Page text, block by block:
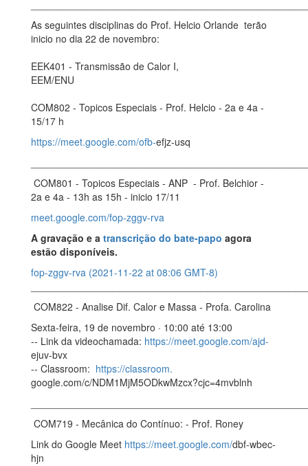
As seguintes disciplinas do Prof. Helcio Orlande terão
inicio no dia 22 de novembro:
EEK401 - Transmissão de Calor I,
EEM/ENU
COM802 - Topicos Especiais - Prof. Helcio - 2a e 4a -
15/17 h
https://meet.google.com/ofb-efjz-usq
COM801 - Topicos Especiais - ANP - Prof. Belchior -
2a e 4a - 13h as 15h - inicio 17/11
meet.google.com/fop-zggv-rva
A gravação e a transcrição do bate-papo agora
estão disponíveis.
fop-zggv-rva (2021-11-22 at 08:06 GMT-8)
COM822 - Analise Dif. Calor e Massa - Profa. Carolina
Sexta-feira, 19 de novembro · 10:00 até 13:00
-- Link da videochamada: https://meet.google.com/ajd-
ejuv-bvx
-- Classroom: https://classroom.
google.com/c/NDM1MjM5ODkwMzcx?cjc=4mvblnh
COM719 - Mecânica do Contínuo: - Prof. Roney
Link do Google Meet https://meet.google.com/dbf-wbec-
hjn